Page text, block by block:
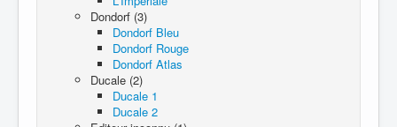
Dondorf (3)
Dondorf Bleu
Dondorf Rouge
Dondorf Atlas
Ducale (2)
Ducale 1
Ducale 2